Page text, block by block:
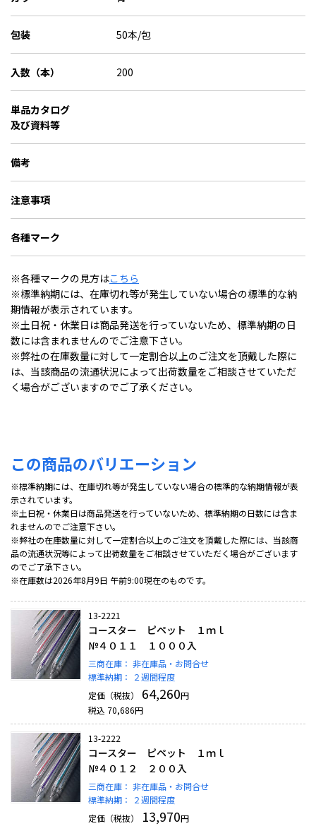
包装 50本/包
入数（本） 200
単品カタログ
及び資料等
備考
注意事項
各種マーク
※各種マークの見方はこちら
※標準納期には、在庫切れ等が発生していない場合の標準的な納
期情報が表示されています。
※土日祝・休業日は商品発送を行っていないため、標準納期の日
数には含まれませんのでご注意下さい。
※弊社の在庫数量に対して一定割合以上のご注文を頂戴した際に
は、当該商品の流通状況によって出荷数量をご相談させていただ
く場合がございますのでご了承ください。
この商品のバリエーション
※標準納期には、在庫切れ等が発生していない場合の標準的な納期情報が表
示されています。
※土日祝・休業日は商品発送を行っていないため、標準納期の日数には含ま
れませんのでご注意下さい。
※弊社の在庫数量に対して一定割合以上のご注文を頂戴した際には、当該商
品の流通状況等によって出荷数量をご相談させていただく場合がございます
のでご了承下さい。
※在庫数は2026年8月9日 午前9:00現在のものです。
13-2221
コースター ピペット １ｍｌ
№４０１１ １０００入
三商在庫： 非在庫品・お問合せ
標準納期：
２週間程度
定価（税抜）
64,260円
税込 70,686円
13-2222
コースター ピペット １ｍｌ
№４０１２ ２００入
三商在庫： 非在庫品・お問合せ
標準納期：
２週間程度
定価（税抜）
13,970円